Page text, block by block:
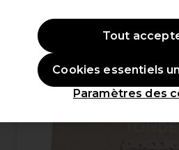
OFFRE
Paramètres des
Cookies essentiels
Tout